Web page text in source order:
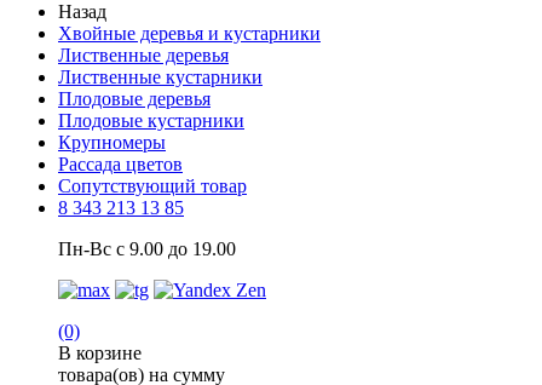
Назад
Хвойные деревья и кустарники
Лиственные деревья
Лиственные кустарники
Плодовые деревья
Плодовые кустарники
Крупномеры
Рассада цветов
Сопутствующий товар
8 343 213 13 85
Пн-Вс с 9.00 до 19.00
(0)
В корзине
товара(ов) на сумму